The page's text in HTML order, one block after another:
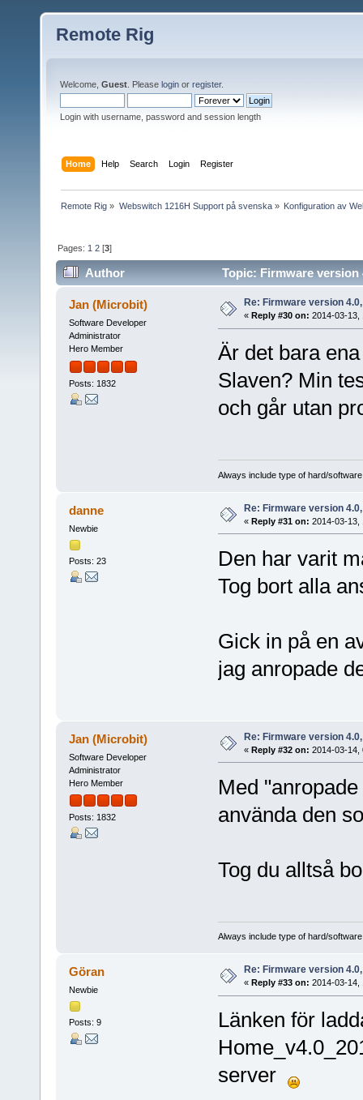
Remote Rig
Welcome, Guest . Please login or register.
Login with username, password and session length
Home Help Search Login Register
Remote Rig » Webswitch 1216H Support på svenska» Konfiguration av
Pages: 1 2 [3]
Author Topic: Firmware version
Jan (Microbit)
Software Developer
Administrator
Hero Member
Posts: 1832
Re: Firmware version
« Reply #30 on: 2014-03-13,
Är det bara
Slaven? Min
och går utan
Always include type of hard/
danne
Newbie
Posts: 23
Re: Firmware version
« Reply #31 on: 2014-03-13,
Den har varit
Tog bort alla
Gick in på en
jag anropade
Jan (Microbit)
Software Developer
Administrator
Hero Member
Posts: 1832
Re: Firmware version
« Reply #32 on: 2014-03-14,
Med
använda den
Tog du alltså
Always include type of hard/
Göran
Newbie
Posts: 9
Re: Firmware version
« Reply #33 on: 2014-03-14,
Länken för
server